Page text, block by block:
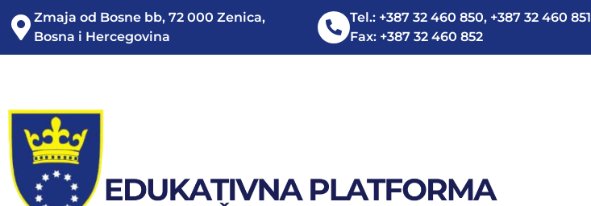
Zmaja od Bosne bb, 72 000 Zenica,
Bosna i Hercegovina
Tel.: +387 32 460 850, +387 32 460 851
Fax: +387 32 460 852